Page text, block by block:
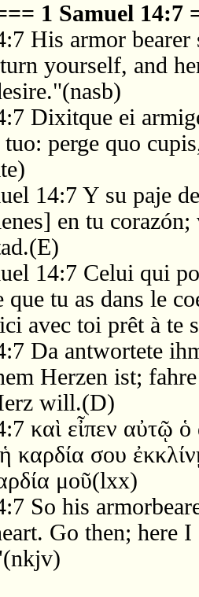
1 Samuel 14:7
His armor
yourself, and
Dixitque ei
perge quo
14:7 Y su paje
en tu
14:7 Celui qui
que tu as dans le
avec toi prêt à te
Da antwortete
Herzen ist;
will.(D)
καὶ εἶπεν αὐτῷ
καρδία σου
μοῦ(lxx)
So his
Go then; here